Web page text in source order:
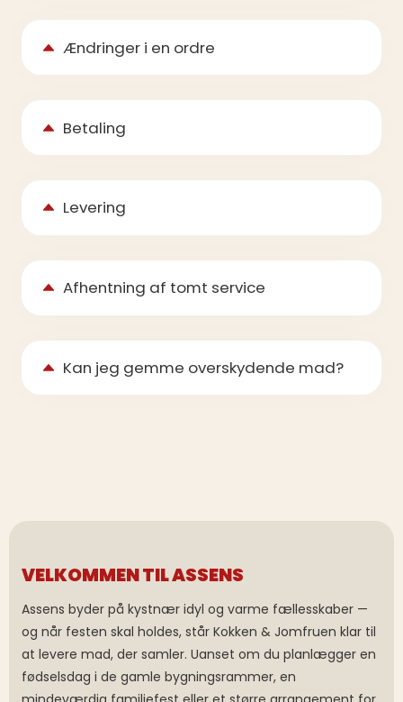
Ændringer i en ordre
Betaling
Levering
Afhentning af tomt service
Kan jeg gemme overskydende mad?
VELKOMMEN TIL ASSENS
Assens byder på kystnær idyl og varme fællesskaber —
og når festen skal holdes, står Kokken & Jomfruen klar til
at levere mad, der samler. Uanset om du planlægger en
fødselsdag i de gamle bygningsrammer, en